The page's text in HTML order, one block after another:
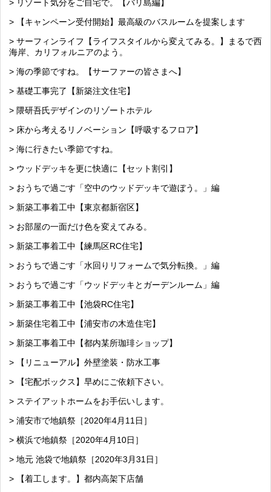
> リゾート気分をご自宅で。【バリ島編】
> 【キャンペーン受付開始】最高級のバスルームを提案します
> サーフィンライフ【ライフスタイルから変えてみる。】まるで西
海岸、カリフォルニアのよう。
> 海の季節ですね。【サーファーの皆さまへ】
> 基礎工事完了【新築注文住宅】
> 隈研吾氏デザインのリゾートホテル
> 床から考えるリノベーション【呼吸するフロア】
> 海に行きたい季節ですね。
> ウッドデッキを更に快適に【セット割引】
> おうちで過ごす「空中のウッドデッキで遊ぼう。」編
> 新築工事着工中【東京都新宿区】
> お部屋の一面だけ色を変えてみる。
> 新築工事着工中【練馬区RC住宅】
> おうちで過ごす「水回りリフォームで気分転換。」編
> おうちで過ごす「ウッドデッキとガーデンルーム」編
> 新築工事着工中【池袋RC住宅】
> 新築住宅着工中【浦安市の木造住宅】
> 新築工事着工中【都内某所珈琲ショップ】
> 【リニューアル】外壁塗装・防水工事
> 【宅配ボックス】早めにご依頼下さい。
> ステイアットホームをお手伝いします。
> 浦安市で地鎮祭［2020年4月11日］
> 横浜で地鎮祭［2020年4月10日］
> 地元 池袋で地鎮祭［2020年3月31日］
> 【着工します。】都内高架下店舗